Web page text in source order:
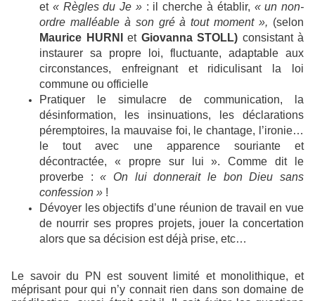
et « Règles du Je »: il cherche à établir, « un non-
ordre malléable à son gré à tout moment », (selon
Maurice HURNI
et Giovanna STOLL) consistant à
instaurer sa propre loi, fluctuante, adaptable aux
circonstances, enfreignant et ridiculisant la loi
commune ou officielle
Pratiquer le simulacre de communication, la
désinformation, les insinuations, les déclarations
péremptoires, la mauvaise foi, le chantage, l’ironie…
le tout avec une apparence souriante et
décontractée, « propre sur lui ». Comme dit le
proverbe :
« On lui donnerait le bon Dieu sans
confession » !
Dévoyer les objectifs d’une réunion de travail en vue
de nourrir ses propres projets, jouer la concertation
alors que sa décision est déjà prise, etc…
Le savoir du PN est souvent limité et monolithique, et
méprisant pour qui n’y connait rien dans son domaine de